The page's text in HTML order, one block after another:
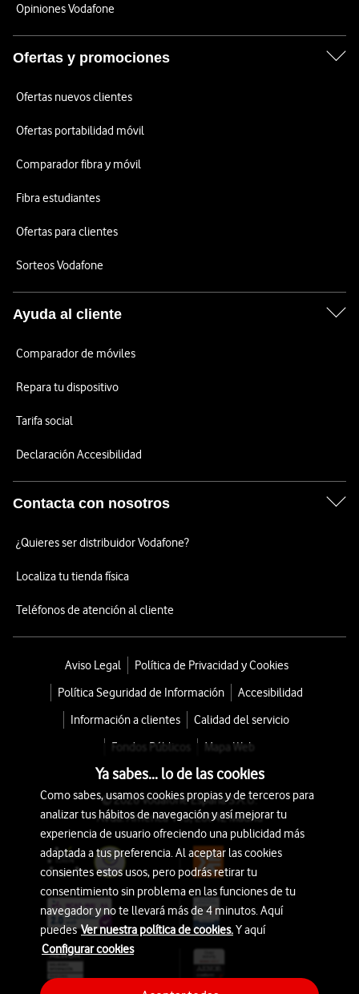
Opiniones Vodafone
Ofertas y promociones
Ofertas nuevos clientes
Ofertas portabilidad móvil
Comparador fibra y móvil
Fibra estudiantes
Ofertas para clientes
Sorteos Vodafone
Ayuda al cliente
Comparador de móviles
Repara tu dispositivo
Tarifa social
Declaración Accesibilidad
Contacta con nosotros
¿Quieres ser distribuidor Vodafone?
Localiza tu tienda física
Teléfonos de atención al cliente
Aviso Legal
Política de Privacidad y Cookies
Política Seguridad de Información
Accesibilidad
Información a clientes
Calidad del servicio
Fondos Públicos
Mapa Web
© 2026 Vodafone España S.A.U.
Avda. América 115, 28042 Madrid
Ya sabes... lo de las cookies
Como sabes, usamos cookies propias y de terceros para
analizar tus hábitos de navegación y así mejorar tu
experiencia de usuario ofreciendo una publicidad más
adaptada a tus preferencia. Al aceptar las cookies
consientes estos usos, pero podrás retirar tu
consentimiento sin problema en las funciones de tu
navegador y no te llevará más de 4 minutos. Aquí
puedesVer nuestra política de cookies.Y aquí
Configurar cookies